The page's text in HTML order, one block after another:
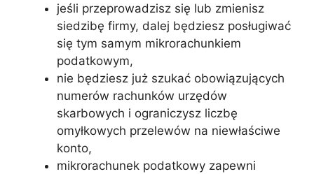
jeśli przeprowadzisz się lub zmienisz
siedzibę firmy, dalej będziesz posługiwać
się tym samym mikrorachunkiem
podatkowym,
nie będziesz już szukać obowiązujących
numerów rachunków urzędów
skarbowych i ograniczysz liczbę
omyłkowych przelewów na niewłaściwe
konto,
mikrorachunek podatkowy zapewni